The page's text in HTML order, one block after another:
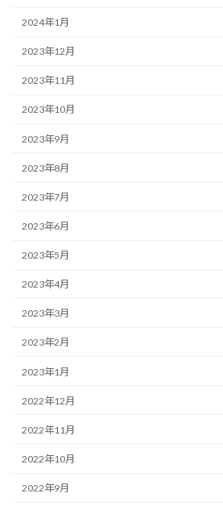
2024年1月
2023年12月
2023年11月
2023年10月
2023年9月
2023年8月
2023年7月
2023年6月
2023年5月
2023年4月
2023年3月
2023年2月
2023年1月
2022年12月
2022年11月
2022年10月
2022年9月